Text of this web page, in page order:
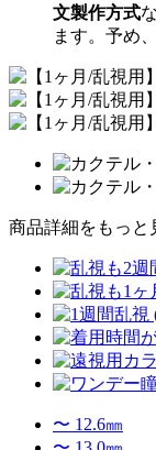
文製作方式
ます。予め
商品詳細をもっ
〜 12.6㎜